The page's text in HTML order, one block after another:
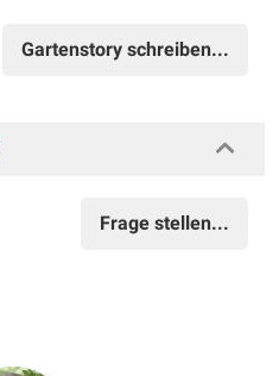
Gartenstory schreiben...
Frage stellen...